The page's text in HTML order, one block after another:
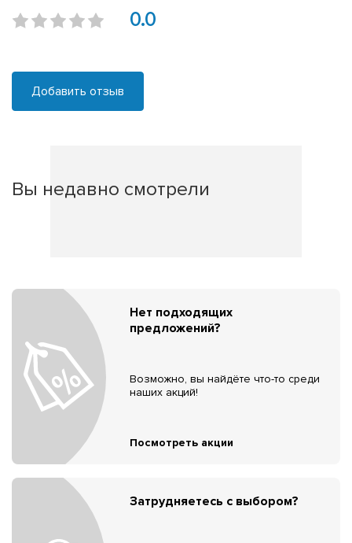
0.0
Добавить отзыв
Вы недавно смотрели
Нет подходящих
предложений?
Возможно, вы найдёте что-то среди
наших акций!
Посмотреть акции
Затрудняетесь с выбором?